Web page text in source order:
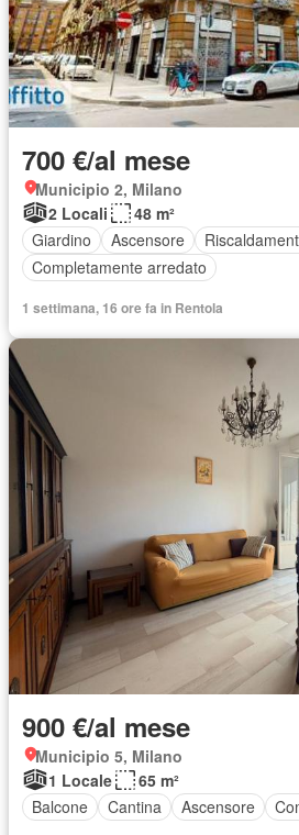
700 €/al mese
Municipio 2, Milano
2 Locali
48 m²
Giardino
Ascensore
Completamente arredato
1 settimana, 16 ore fa in Rentola
900 €/al mese
Municipio 5, Milano
1 Locale
65 m²
Balcone
Cantina Ascensore